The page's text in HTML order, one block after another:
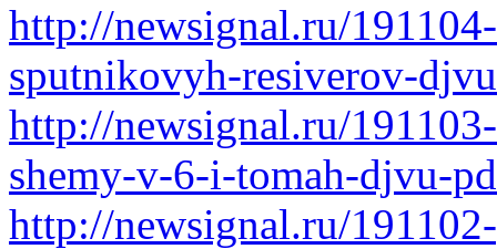
http://newsignal.ru/
sputnikovyh-resiverov-
http://newsignal.ru/
shemy-v-6-i-tomah-djvu-
http://newsignal.ru/